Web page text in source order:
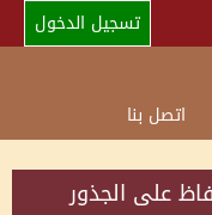
تسجيل الدخول
اتصل بنا
على الجذور